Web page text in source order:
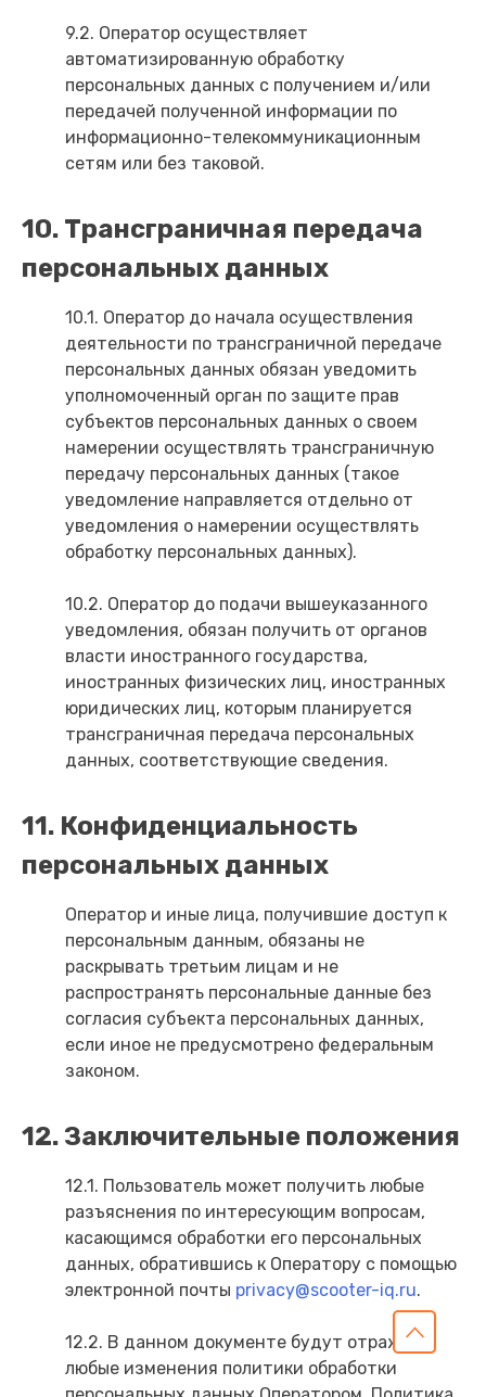
9.2. Оператор осуществляет
автоматизированную обработку
персональных данных с получением и/или
передачей полученной информации по
информационно-телекоммуникационным
сетям или без таковой.
10. Трансграничная передача
персональных данных
10.1. Оператор до начала осуществления
деятельности по трансграничной передаче
персональных данных обязан уведомить
уполномоченный орган по защите прав
субъектов персональных данных о своем
намерении осуществлять трансграничную
передачу персональных данных (такое
уведомление направляется отдельно от
уведомления о намерении осуществлять
обработку персональных данных).
10.2. Оператор до подачи вышеуказанного
уведомления, обязан получить от органов
власти иностранного государства,
иностранных физических лиц, иностранных
юридических лиц, которым планируется
трансграничная передача персональных
данных, соответствующие сведения.
11. Конфиденциальность
персональных данных
Оператор и иные лица, получившие доступ к
персональным данным, обязаны не
раскрывать третьим лицам и не
распространять персональные данные без
согласия субъекта персональных данных,
если иное не предусмотрено федеральным
законом.
12. Заключительные положения
12.1. Пользователь может получить любые
разъяснения по интересующим вопросам,
касающимся обработки его персональных
данных, обратившись к Оператору с помощью
электронной почты privacy@scooter-iq.ru.
12.2. В данном документе будут отражены
любые изменения политики обработки